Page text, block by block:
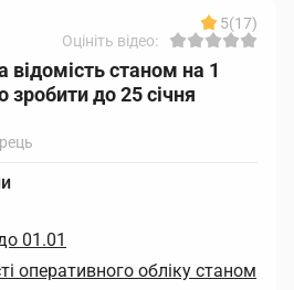
5(17)
Оцініть відео:
відомість станом на 1
зробити до 25 січня
01.01
оперативного обліку станом